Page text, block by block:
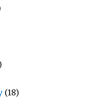
(18)